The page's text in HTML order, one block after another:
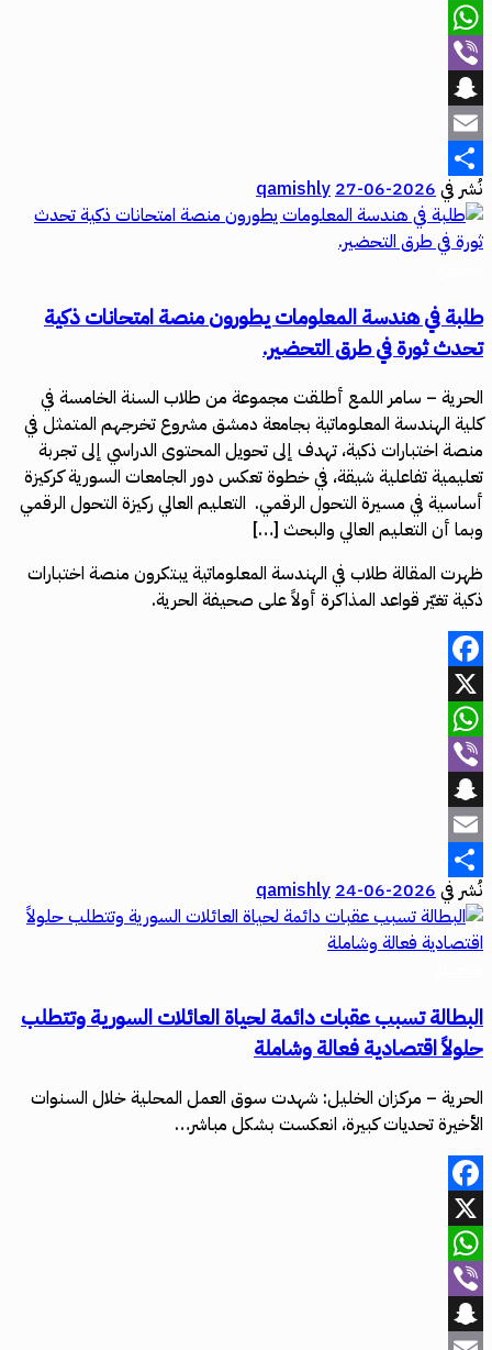
X
WhatsApp
Viber
Snapchat
Email
Share
نُشر في2026-06-27
qamishly
طلبة في هندسة المعلومات يطورون منصة امتحانات ذكية
تحدث ثورة في طرق التحضير.
الحرية – سامر اللمع أطلقت مجموعة من طلاب السنة الخامسة في
كلية الهندسة المعلوماتية بجامعة دمشق مشروع تخرجهم المتمثل في
منصة اختبارات ذكية، تهدف إلى تحويل المحتوى الدراسي إلى تجربة
تعليمية تفاعلية شيقة، في خطوة تعكس دور الجامعات السورية كركيزة
أساسية في مسيرة التحول الرقمي. التعليم العالي ركيزة التحول الرقمي
وبما أن التعليم العالي والبحث […]
ظهرت المقالة طلاب في الهندسة المعلوماتية يبتكرون منصة اختبارات
ذكية تغيّر قواعد المذاكرة أولاً على صحيفة الحرية.
Facebook
X
WhatsApp
Viber
Snapchat
Email
Share
نُشر في 2026-06-24
qamishly
البطالة تسبب عقبات دائمة لحياة العائلات السورية وتتطلب
حلولاً اقتصادية فعالة وشاملة
الحرية – مركزان الخليل: شهدت سوق العمل المحلية خلال السنوات
الأخيرة تحديات كبيرة، انعكست بشكل مباشر…
Facebook
X
WhatsApp
Viber